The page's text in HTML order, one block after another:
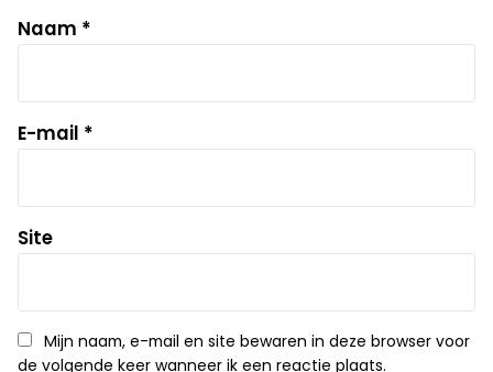
Naam *
E-mail *
Site
Mijn naam, e-mail en site bewaren in deze browser voor
de volgende keer wanneer ik een reactie plaats.